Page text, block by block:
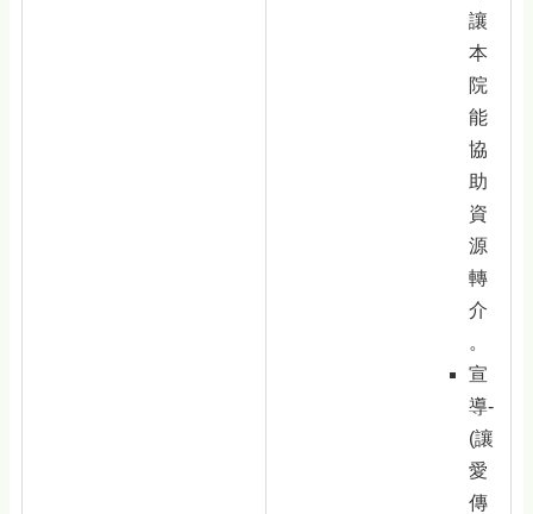
讓
本
院
能
協
助
資
源
轉
介
。
宣
導-
(讓
愛
傳